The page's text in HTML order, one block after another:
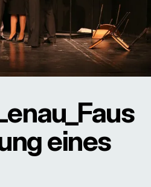
eines